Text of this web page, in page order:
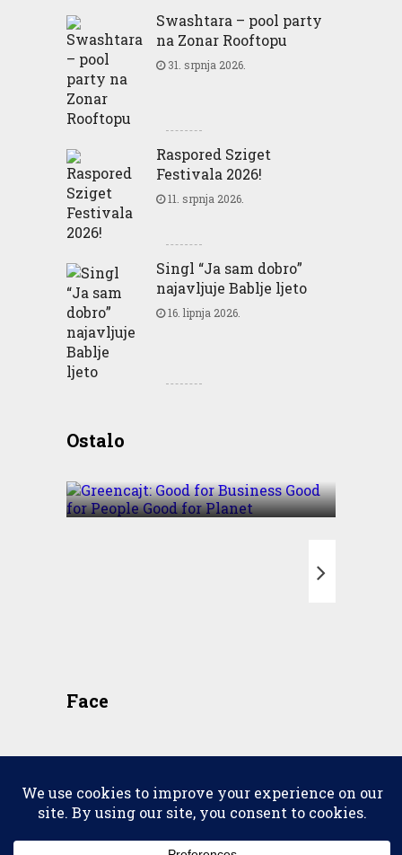
Swashtara – pool party
na Zonar Rooftopu
31. srpnja 2026.
Raspored Sziget
Festivala 2026!
11. srpnja 2026.
Singl “Ja sam dobro”
najavljuje Bablje ljeto
16. lipnja 2026.
OstaloBusiness Good for People
Face